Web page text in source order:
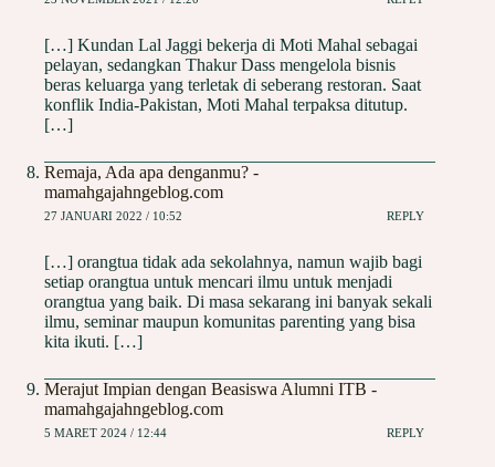
[…] Kundan Lal Jaggi bekerja di Moti Mahal sebagai
pelayan, sedangkan Thakur Dass mengelola bisnis
beras keluarga yang terletak di seberang restoran. Saat
konflik India-Pakistan, Moti Mahal terpaksa ditutup.
[…]
Remaja, Ada apa denganmu? -
mamahgajahngeblog.com
27 JANUARI 2022 / 10:52 REPLY
[…] orangtua tidak ada sekolahnya, namun wajib bagi
setiap orangtua untuk mencari ilmu untuk menjadi
orangtua yang baik. Di masa sekarang ini banyak sekali
ilmu, seminar maupun komunitas parenting yang bisa
kita ikuti. […]
Merajut Impian dengan Beasiswa Alumni ITB -
mamahgajahngeblog.com
5 MARET 2024 / 12:44 REPLY